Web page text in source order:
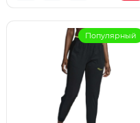
Популярный